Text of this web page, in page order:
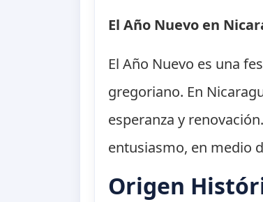
El Año Nuevo en
El Año Nuevo es una
gregoriano. En
esperanza y
entusiasmo, en medio
Origen